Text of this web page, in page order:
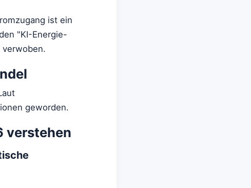
ist ein
"KI-Energie-
geworden.
verstehen